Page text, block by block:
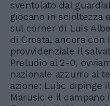
sventolato dal
giocano in scioltezza
sul corner di Luis
di Crosta, ancora con
provvidenziale il
Preludio al 2-0,
nazionale azzurro al
azione: Lulic dipinge
Marusic e il